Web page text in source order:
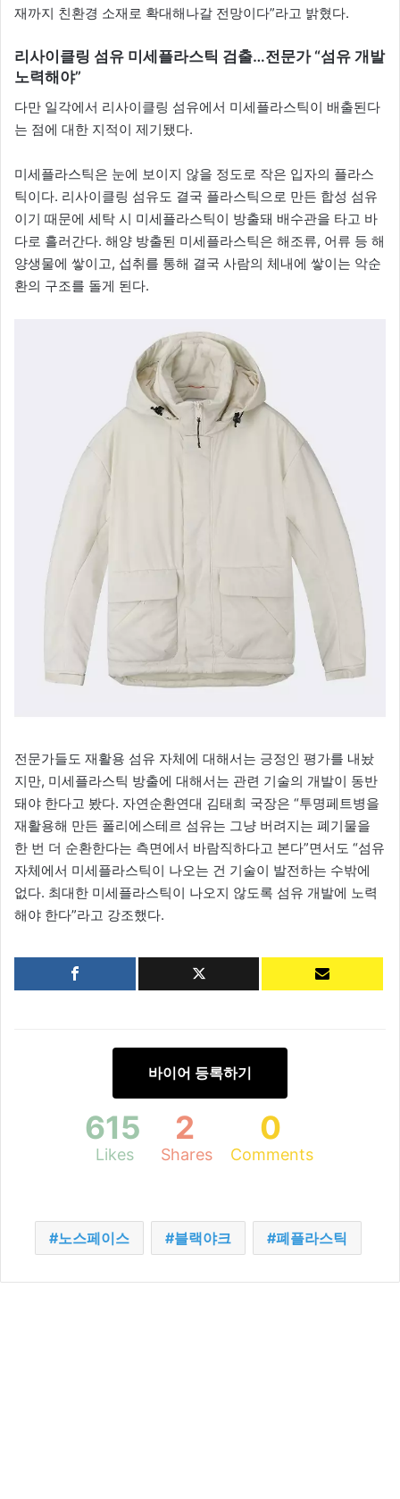
재까지 친환경 소재로 확대해나갈 전망이다”라고 밝혔다.
리사이클링 섬유 미세플라스틱 검출…전문가 “섬유 개발
노력해야”
다만 일각에서 리사이클링 섬유에서 미세플라스틱이 배출된다
는 점에 대한 지적이 제기됐다.
미세플라스틱은 눈에 보이지 않을 정도로 작은 입자의 플라스
틱이다. 리사이클링 섬유도 결국 플라스틱으로 만든 합성 섬유
이기 때문에 세탁 시 미세플라스틱이 방출돼 배수관을 타고 바
다로 흘러간다. 해양 방출된 미세플라스틱은 해조류, 어류 등 해
양생물에 쌓이고, 섭취를 통해 결국 사람의 체내에 쌓이는 악순
환의 구조를 돌게 된다.
전문가들도 재활용 섬유 자체에 대해서는 긍정인 평가를 내놨
지만, 미세플라스틱 방출에 대해서는 관련 기술의 개발이 동반
돼야 한다고 봤다. 자연순환연대 김태희 국장은 “투명페트병을
재활용해 만든 폴리에스테르 섬유는 그냥 버려지는 폐기물을
한 번 더 순환한다는 측면에서 바람직하다고 본다”면서도 “섬유
자체에서 미세플라스틱이 나오는 건 기술이 발전하는 수밖에
없다. 최대한 미세플라스틱이 나오지 않도록 섬유 개발에 노력
해야 한다”라고 강조했다.
바이어 등록하기
615
Likes
2
Shares
0
Comments
노스페이스 블랙야크 폐플라스틱